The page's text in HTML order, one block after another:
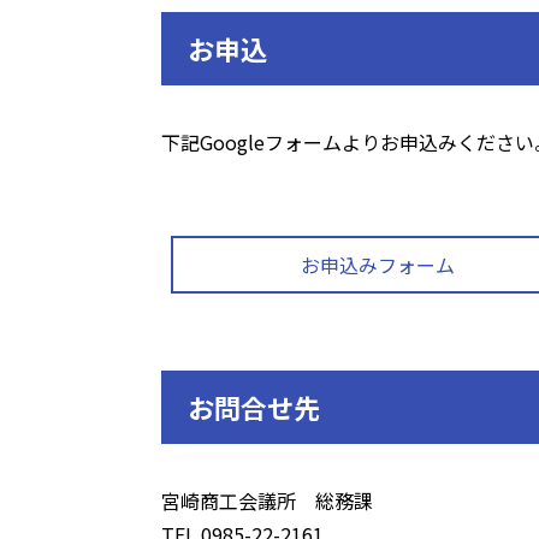
お申込
下記Googleフォームよりお申込みくださ
お申込みフォーム
お問合せ先
宮崎商工会議所 総務課